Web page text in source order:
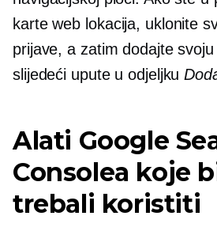
karte web lokacija, uklonite
prijave, a zatim dodajte
slijedeći upute u odjeljku
Alati Google
Consolea koje
trebali koristiti